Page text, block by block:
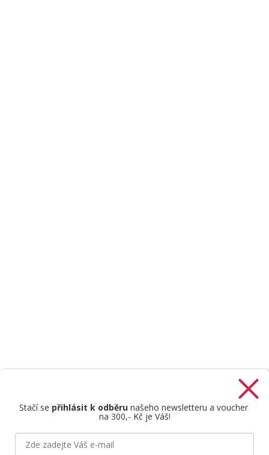
Stačí se přihlásit k odběrunašeho newsletteru a voucher
na 300,- Kč je Váš!